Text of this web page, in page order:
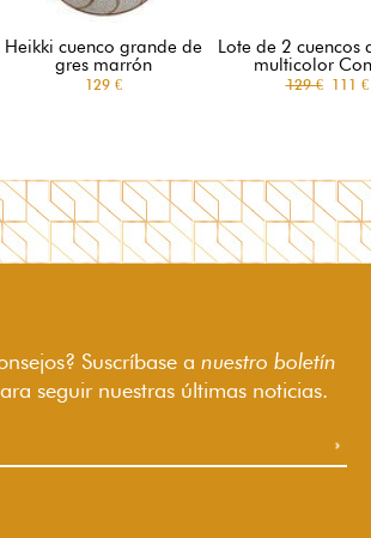
Heikki cuenco grande de
gres marrón
129 €
Lote de 2 cuencos
multicolor
129 €111 €
Suscríbase a nuestro boletín
seguir nuestras últimas noticias.